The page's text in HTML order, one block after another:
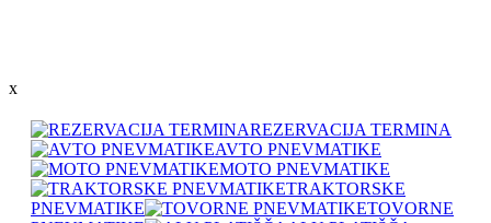
x
REZERVACIJA TERMINA
AVTO PNEVMATIKE
MOTO PNEVMATIKE
TRAKTORSKE
PNEVMATIKE
TOVORNE